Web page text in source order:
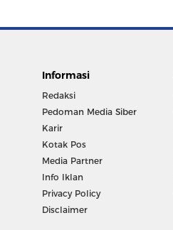
Informasi
Redaksi
Pedoman Media Siber
Karir
Kotak Pos
Media Partner
Info Iklan
Privacy Policy
Disclaimer